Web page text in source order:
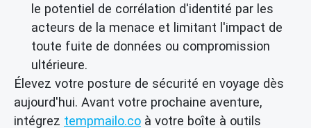
le potentiel de corrélation d'identité par les
acteurs de la menace et limitant l'impact de
toute fuite de données ou compromission
ultérieure.
Élevez votre posture de sécurité en voyage dès
aujourd'hui. Avant votre prochaine aventure,
intégrez tempmailo.co à votre boîte à outils